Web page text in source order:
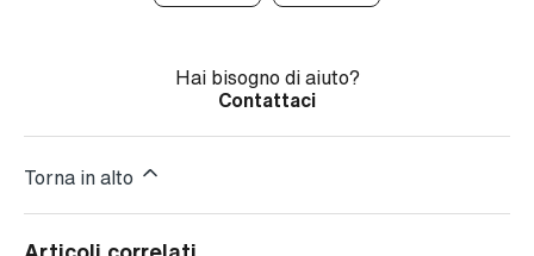
Hai bisogno di aiuto?
Contattaci
Torna in alto
Articoli correlati